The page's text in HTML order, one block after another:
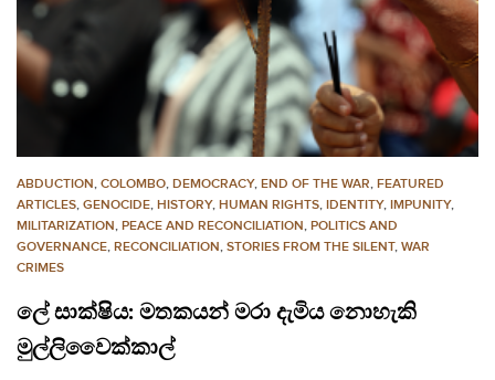
ABDUCTION, COLOMBO, DEMOCRACY, END OF THE WAR, FEATURED
ARTICLES, GENOCIDE, HISTORY, HUMAN RIGHTS, IDENTITY, IMPUNITY,
MILITARIZATION, PEACE AND RECONCILIATION, POLITICS AND
GOVERNANCE, RECONCILIATION, STORIES FROM THE SILENT, WAR
CRIMES
ලේ සාක්ෂිය: මතකයන් මරා දැමිය නොහැකි
මුල්ලිවෛක්කාල්